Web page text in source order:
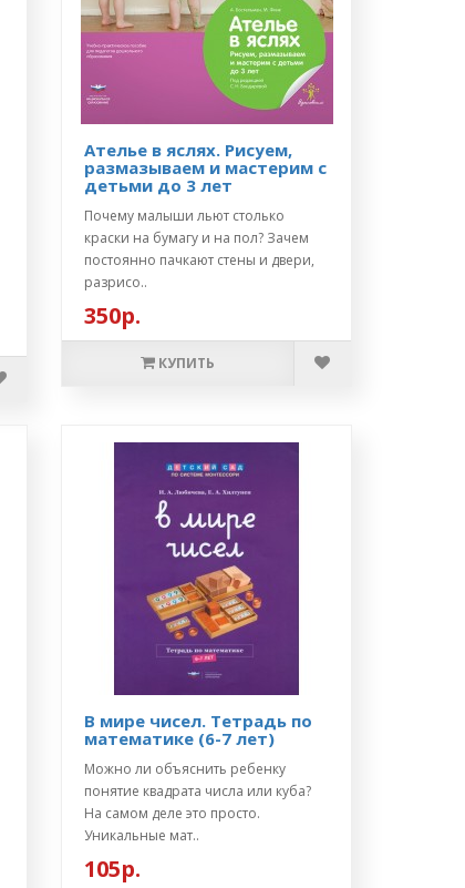
Ателье в яслях. Рисуем,
размазываем и мастерим с
детьми до 3 лет
Почему малыши льют столько
краски на бумагу и на пол? Зачем
постоянно пачкают стены и двери,
разрисо..
350р.
КУПИТЬ
В мире чисел. Тетрадь по
математике (6-7 лет)
Можно ли объяснить ребенку
понятие квадрата числа или куба?
На самом деле это просто.
Уникальные мат..
105р.